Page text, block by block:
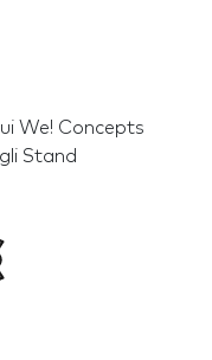
We! Concepts
Stand